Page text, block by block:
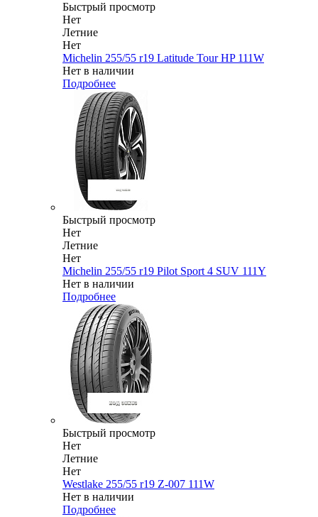
Быстрый просмотр
Нет
Летние
Нет
Michelin 255/55 r19 Latitude Tour HP 111W
Нет в наличии
Подробнее
Быстрый просмотр
Нет
Летние
Нет
Michelin 255/55 r19 Pilot Sport 4 SUV 111Y
Нет в наличии
Подробнее
Быстрый просмотр
Нет
Летние
Нет
Westlake 255/55 r19 Z-007 111W
Нет в наличии
Подробнее